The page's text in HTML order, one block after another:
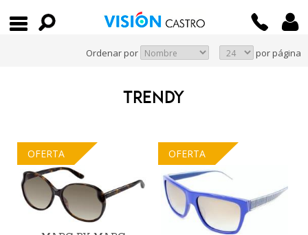
Ordenar por por página
TRENDY
OFERTA OFERTA